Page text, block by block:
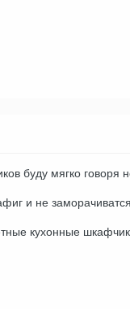
буду мягко говоря
и не
кухонные